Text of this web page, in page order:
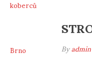
Byadmin